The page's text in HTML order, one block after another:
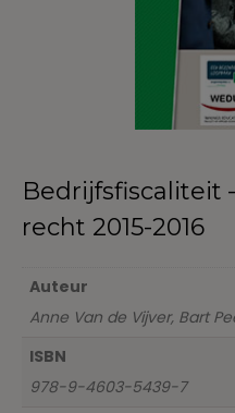
Bedrijfsfiscaliteit
recht 2015-2016
Auteur
Anne Van de Vijver, Bart
ISBN
978-9-4603-5439-7